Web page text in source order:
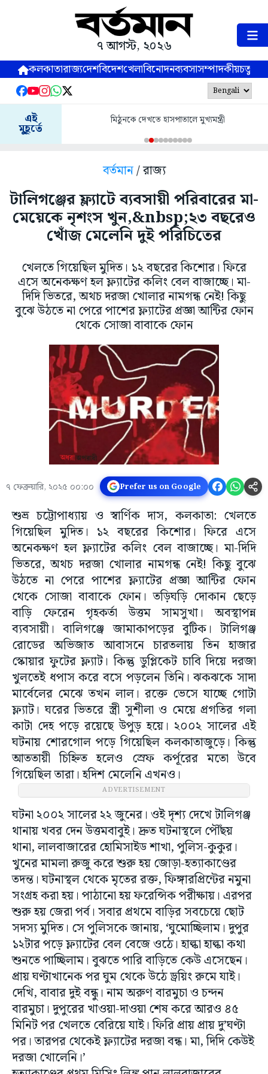
৭ আগস্ট, ২০২৬
কলকাতারাজ্যদেশবিদেশখেলাবিনোদনব্যবসাসম্পাদকীয়
এই
মুহূর্তে
মিঠুনকে দেখতে হাসপাতালে মুখ্যমন্ত্রী
বর্তমান/ রাজ্য
টালিগঞ্জের ফ্ল্যাটে ব্যবসায়ী পরিবারের মা-
মেয়েকে নৃশংস খুন,&nbsp;২৩ বছরেও
খোঁজ মেলেনি দুই পরিচিতের
খেলতে গিয়েছিল মুদিত। ১২ বছরের কিশোর। ফিরে
এসে অনেকক্ষণ হল ফ্ল্যাটের কলিং বেল বাজাচ্ছে। মা-
দিদি ভিতরে, অথচ দরজা খোলার নামগন্ধ নেই! কিছু
বুঝে উঠতে না পেরে পাশের ফ্ল্যাটের প্রজ্ঞা আন্টির ফোন
থেকে সোজা বাবাকে ফোন
৭ ফেব্রুয়ারি, ২০২৫ ০০:০০ Prefer us on Google
শুভ্র চট্টোপাধ্যায় ও স্বার্ণিক দাস, কলকাতা: খেলতে
গিয়েছিল মুদিত। ১২ বছরের কিশোর। ফিরে এসে
অনেকক্ষণ হল ফ্ল্যাটের কলিং বেল বাজাচ্ছে। মা-দিদি
ভিতরে, অথচ দরজা খোলার নামগন্ধ নেই! কিছু বুঝে
উঠতে না পেরে পাশের ফ্ল্যাটের প্রজ্ঞা আন্টির ফোন
থেকে সোজা বাবাকে ফোন। তড়িঘড়ি দোকান ছেড়ে
বাড়ি ফেরেন গৃহকর্তা উত্তম সামসুখা। অবস্থাপন্ন
ব্যবসায়ী। বালিগঞ্জে জামাকাপড়ের বুটিক। টালিগঞ্জ
রোডের অভিজাত আবাসনে চারতলায় তিন হাজার
স্কোয়ার ফুটের ফ্ল্যাট। কিন্তু ডুপ্লিকেট চাবি দিয়ে দরজা
খুলতেই ধপাস করে বসে পড়লেন তিনি। ঝকঝকে সাদা
মার্বেলের মেঝে তখন লাল। রক্তে ভেসে যাচ্ছে গোটা
ফ্ল্যাট। ঘরের ভিতরে স্ত্রী সুশীলা ও মেয়ে প্রগতির গলা
কাটা দেহ পড়ে রয়েছে উপুড় হয়ে। ২০০২ সালের এই
ঘটনায় শোরগোল পড়ে গিয়েছিল কলকাতাজুড়ে। কিন্তু
আততায়ী চিহ্নিত হলেও স্রেফ কর্পূরের মতো উবে
গিয়েছিল তারা। হদিশ মেলেনি এখনও।
ADVERTISEMENT
ঘটনা ২০০২ সালের ২২ জুনের। ওই দৃশ্য দেখে টালিগঞ্জ
থানায় খবর দেন উত্তমবাবুই। দ্রুত ঘটনাস্থলে পৌঁছয়
থানা, লালবাজারের হোমিসাইড শাখা, পুলিস-কুকুর।
খুনের মামলা রুজু করে শুরু হয় জোড়া-হত্যাকাণ্ডের
তদন্ত। ঘটনাস্থল থেকে মৃতের রক্ত, ফিঙ্গারপ্রিন্টের নমুনা
সংগ্রহ করা হয়। পাঠানো হয় ফরেন্সিক পরীক্ষায়। এরপর
শুরু হয় জেরা পর্ব। সবার প্রথমে বাড়ির সবচেয়ে ছোট
সদস্য মুদিত। সে পুলিসকে জানায়, ‘ঘুমোচ্ছিলাম। দুপুর
১২টার পড়ে ফ্ল্যাটের বেল বেজে ওঠে। হাল্কা হাল্কা কথা
শুনতে পাচ্ছিলাম। বুঝতে পারি বাড়িতে কেউ এসেছেন।
প্রায় ঘণ্টাখানেক পর ঘুম থেকে উঠে ড্রয়িং রুমে যাই।
দেখি, বাবার দুই বন্ধু। নাম অরুণ বারমুচা ও চন্দন
বারমুচা। দুপুরের খাওয়া-দাওয়া শেষ করে আরও ৪৫
মিনিট পর খেলতে বেরিয়ে যাই। ফিরি প্রায় প্রায় দু’ঘণ্টা
পর। তারপর থেকেই ফ্ল্যাটের দরজা বন্ধ। মা, দিদি কেউই
দরজা খোলেনি।’